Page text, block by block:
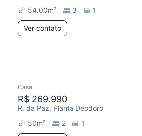
54.00m² 3 1
Ver contato
Chegou este mês
Casa
R$ 269.990
R. da Paz, Planta Deodoro
50m² 2 1